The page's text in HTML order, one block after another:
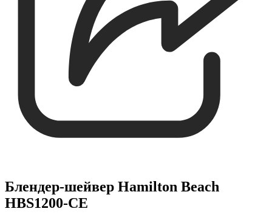
Блендер-шейвер Hamilton Beach
HBS1200-CE